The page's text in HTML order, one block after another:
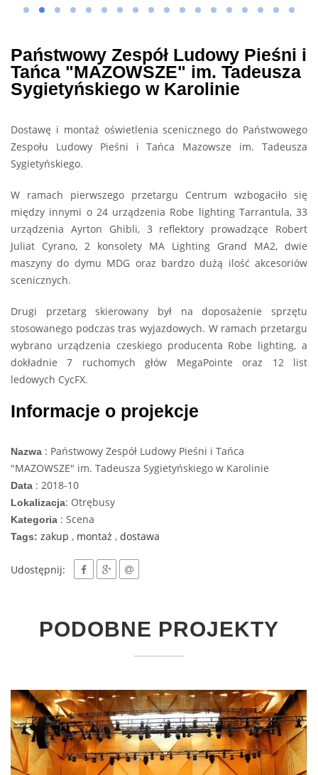
Państwowy Zespół Ludowy Pieśni i
Tańca "MAZOWSZE" im. Tadeusza
Sygietyńskiego w Karolinie
Dostawę i montaż oświetlenia scenicznego do Państwowego
Zespołu Ludowy Pieśni i Tańca Mazowsze im. Tadeusza
Sygietyńskiego.
W ramach pierwszego przetargu Centrum wzbogaciło się
między innymi o 24 urządzenia Robe lighting Tarrantula, 33
urządzenia Ayrton Ghibli, 3 reflektory prowadzące Robert
Juliat Cyrano, 2 konsolety MA Lighting Grand MA2, dwie
maszyny do dymu MDG oraz bardzo dużą ilość akcesoriów
scenicznych.
Drugi przetarg skierowany był na doposażenie sprzętu
stosowanego podczas tras wyjazdowych. W ramach przetargu
wybrano urządzenia czeskiego producenta Robe lighting, a
dokładnie 7 ruchomych głów MegaPointe oraz 12 list
ledowych CycFX.
Informacje o projekcje
Nazwa : Państwowy Zespół Ludowy Pieśni i Tańca
"MAZOWSZE" im. Tadeusza Sygietyńskiego w Karolinie
Data : 2018-10
Lokalizacja: Otrębusy
Kategoria : Scena
Tags: zakup , montaż , dostawa
Udostępnij:
PODOBNE PROJEKTY